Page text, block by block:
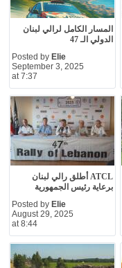
المسار الكامل لرالي لبنان
الدولي الـ 47
Posted by Elie
September 3, 2025
at 7:37
ATCL أطلق رالي لبنان
برعاية رئيس الجمهورية
Posted by Elie
August 29, 2025
at 8:44